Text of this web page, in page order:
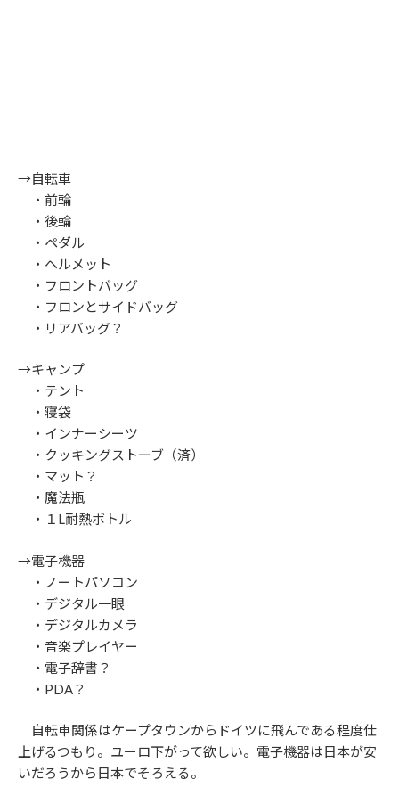
→自転車
・前輪
・後輪
・ペダル
・ヘルメット
・フロントバッグ
・フロンとサイドバッグ
・リアバッグ？
→キャンプ
・テント
・寝袋
・インナーシーツ
・クッキングストーブ（済）
・マット？
・魔法瓶
・１L耐熱ボトル
→電子機器
・ノートパソコン
・デジタル一眼
・デジタルカメラ
・音楽プレイヤー
・電子辞書？
・PDA？
自転車関係はケープタウンからドイツに飛んである程度仕
上げるつもり。ユーロ下がって欲しい。電子機器は日本が安
いだろうから日本でそろえる。